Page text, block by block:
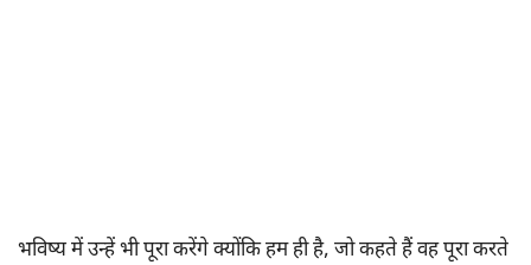
भविष्य में उन्हें भी पूरा करेंगे क्योंकि हम ही है, जो कहते हैं वह पूरा करते